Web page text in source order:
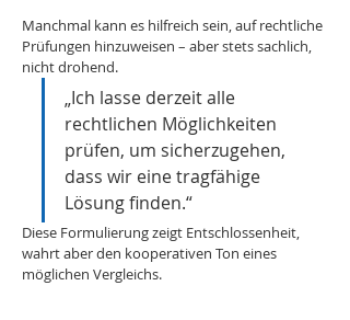
Manchmal kann es hilfreich sein, auf rechtliche
Prüfungen hinzuweisen – aber stets sachlich,
nicht drohend.
„Ich lasse derzeit alle
rechtlichen Möglichkeiten
prüfen, um sicherzugehen,
dass wir eine tragfähige
Lösung finden.“
Diese Formulierung zeigt Entschlossenheit,
wahrt aber den kooperativen Ton eines
möglichen Vergleichs.